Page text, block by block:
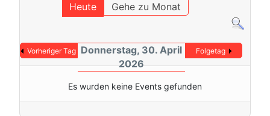
Heute
Gehe zu Monat
Vorheriger Tag Donnerstag, 30. April
2026
Folgetag
Es wurden keine Events gefunden